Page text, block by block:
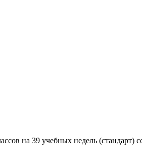
на 39 учебных недель (стандарт)